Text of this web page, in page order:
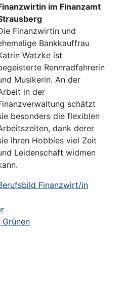
im Finanzamt
Finanzwirtin und
Bankkauffrau
Watzke ist
Rennradfahrerin
Musikerin. An der
in der
schätzt
besonders die flexiblen
dank derer
ihren Hobbies viel Zeit
Leidenschaft widmen
Finanzwirt/in